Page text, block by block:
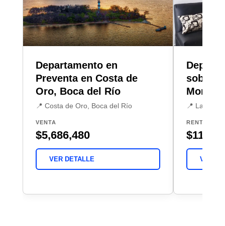
Departamento en
Preventa en Costa de
Oro, Boca del Río
📍 Costa de Oro, Boca del Río
VENTA
$5,686,480
VER DETALLE
sobre
📍 Las
RENTA
$11,500
VER